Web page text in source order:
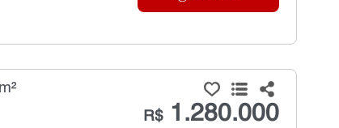
R$1.280.000